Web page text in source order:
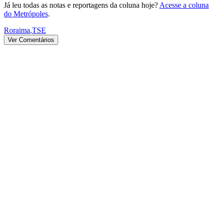
Já leu todas as notas e reportagens da coluna hoje? Acesse a coluna
do Metrópoles.
Roraima,TSE
Ver Comentários